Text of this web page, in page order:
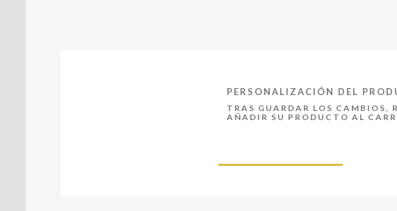
PERSONALIZACIÓN DEL
TRAS GUARDAR LOS CAMBIOS,
AÑADIR SU PRODUCTO AL